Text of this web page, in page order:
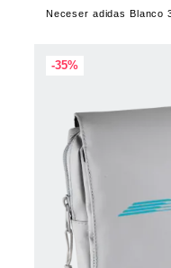
Neceser adidas Blanco
-35%